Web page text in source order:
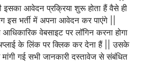
इसका आवेदन प्रक्रिया शुरू होता हैं वैसे ही
इस भर्ती में अपना आवेदन कर पाएंगे ||
वेबसाइट पर लॉगिन करना होगा
के लिंक पर क्लिक कर देना हैं || उसके
मांगी गई सभी जानकारी दस्तावेज से संबंधित